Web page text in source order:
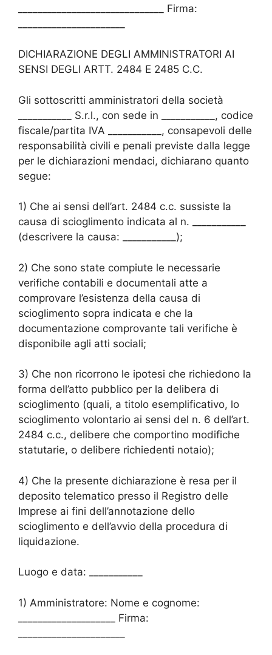
______________________________ Firma:
DICHIARAZIONE DEGLI AMMINISTRATORI AI
SENSI DEGLI ARTT. 2484 E 2485 C.C.
Gli sottoscritti amministratori della società
___________ S.r.l., con sede in ___________, codice
fiscale/partita IVA ___________, consapevoli delle
responsabilità civili e penali previste dalla legge
per le dichiarazioni mendaci, dichiarano quanto
segue:
1) Che ai sensi dell’art. 2484 c.c. sussiste la
causa di scioglimento indicata al n. ___________
(descrivere la causa: ___________);
2) Che sono state compiute le necessarie
verifiche contabili e documentali atte a
comprovare l’esistenza della causa di
scioglimento sopra indicata e che la
documentazione comprovante tali verifiche è
disponibile agli atti sociali;
3) Che non ricorrono le ipotesi che richiedono la
forma dell’atto pubblico per la delibera di
scioglimento (quali, a titolo esemplificativo, lo
scioglimento volontario ai sensi del n. 6 dell’art.
2484 c.c., delibere che comportino modifiche
statutarie, o delibere richiedenti notaio);
4) Che la presente dichiarazione è resa per il
deposito telematico presso il Registro delle
Imprese ai fini dell’annotazione dello
scioglimento e dell’avvio della procedura di
liquidazione.
Luogo e data: ___________
1) Amministratore: Nome e cognome:
____________________ Firma: